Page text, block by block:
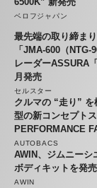
ベロフジャパン
最先端の取り締ま
「JMA-600（
レーダーASSURA
月発売
セルスター
クルマの “走り”
型の新コンセプト
PERFORMANCE
AUTOBACS
AWIN、ジムニー
ボディキットを発売
AWIN